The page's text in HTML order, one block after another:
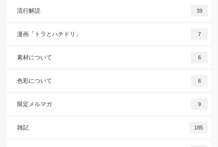
流行解説 39
漫画「トラとハチドリ」 7
素材について 6
色彩について 6
限定メルマガ 9
雑記 185